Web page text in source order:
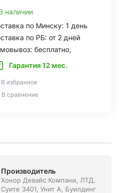
наличии
по Минску: 1 день
по РБ: от 2 дней
бесплатно,
Гарантия 12 мес.
В избранное
В сравнение
Производитель
Хонор Девайс Компани, ЛТД.
Суите 3401, Унит A, Буилдинг